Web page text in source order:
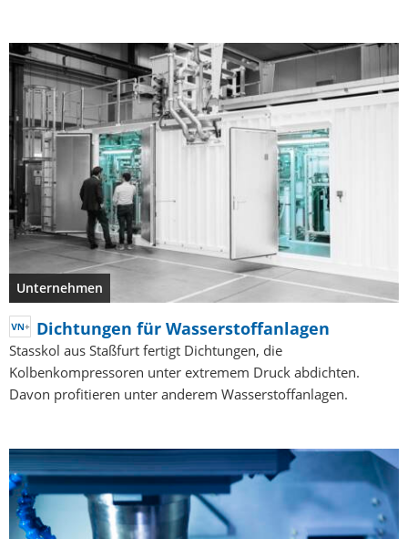
Unternehmen
Dichtungen für Wasserstoffanlagen
Stasskol aus Staßfurt fertigt Dichtungen, die
Kolbenkompressoren unter extremem Druck abdichten.
Davon profitieren unter anderem Wasserstoffanlagen.